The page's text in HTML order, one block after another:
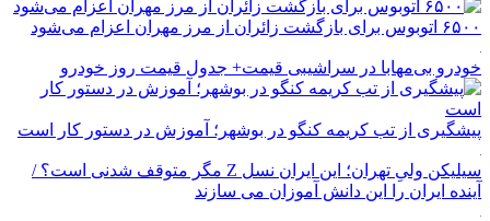
۶۵۰۰ اتوبوس برای بازگشت زائران از مرز مهران اعزام می‌شود
خودرو بی‌مهابا در سراشیبی قیمت+ جدول قیمت روز خودرو
پیشگیری از تب کریمه کنگو در بوشهر؛ آموزش در دستور کار است
سیلیکن ولیِ تهران؛ این ایران نسل Z مگر متوقف شدنی است؟ /
آینده ایران را این دانش آموزان می سازند